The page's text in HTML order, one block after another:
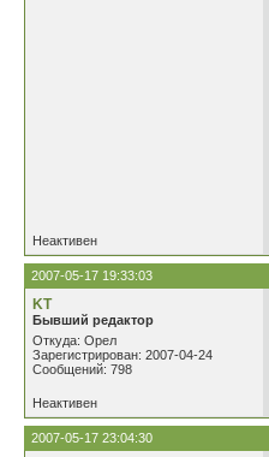
Неактивен
2007-05-17 19:33:03
KT
Бывший редактор
Откуда: Орел
Зарегистрирован: 2007-04-24
Сообщений: 798
Неактивен
2007-05-17 23:04:30